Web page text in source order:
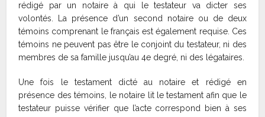
rédigé par un notaire à qui le testateur va dicter ses
volontés. La présence d’un second notaire ou de deux
témoins comprenant le français est également requise. Ces
témoins ne peuvent pas être le conjoint du testateur, ni des
membres de sa famille jusqu’au 4e degré, ni des légataires.
Une fois le testament dicté au notaire et rédigé en
présence des témoins, le notaire lit le testament afin que le
testateur puisse vérifier que l’acte correspond bien à ses